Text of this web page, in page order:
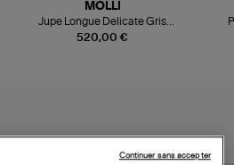
520,00 €
MOLLI
Jupe Longue Delicate Gris
Chine Clair
Continuer sans accepter